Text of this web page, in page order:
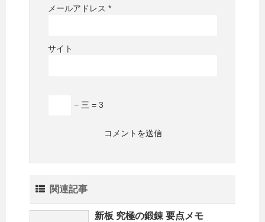
メールアドレス *
サイト
− 三 = 3
関連記事
新板 究極の鍛錬 要点メモ